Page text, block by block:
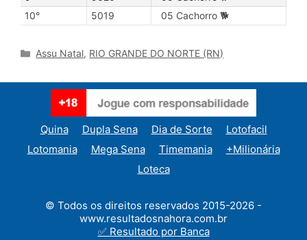
10°
5019 05 Cachorro 🐕
Categories
Assu Natal, RIO GRANDE DO NORTE (RN)
Quina Dupla Sena Dia de Sorte
Lotofacil
Lotomania
Mega Sena Timemania
+Milionária
Loteca
© Todos os direitos reservados 2015-2026 -
www.resultadosnahora.com.br
✅ Resultado por Banca